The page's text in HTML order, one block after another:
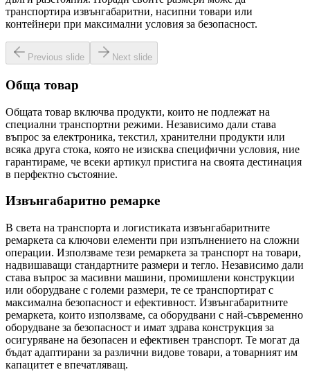
транспортира извънгабаритни, насипни товари или
контейнери при максимални условия за безопасност.
Previous slide Next slide
Обща товар
Общата товар включва продукти, които не подлежат на
специални транспортни режими. Независимо дали става
въпрос за електроника, текстил, хранителни продукти или
всяка друга стока, която не изисква специфични условия, ние
гарантираме, че всеки артикул пристига на своята дестинация
в перфектно състояние.
Извънгабаритно ремарке
В света на транспорта и логистиката извънгабаритните
ремаркета са ключови елементи при изпълнението на сложни
операции. Използваме тези ремаркета за транспорт на товари,
надвишаващи стандартните размери и тегло. Независимо дали
става въпрос за масивни машини, промишлени конструкции
или оборудване с големи размери, те се транспортират с
максимална безопасност и ефективност. Извънгабаритните
ремаркета, които използваме, са оборудвани с най-съвременно
оборудване за безопасност и имат здрава конструкция за
осигуряване на безопасен и ефективен транспорт. Те могат да
бъдат адаптирани за различни видове товари, а товарният им
капацитет е впечатляващ.